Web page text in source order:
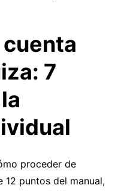
7
proceder de
puntos del manual,